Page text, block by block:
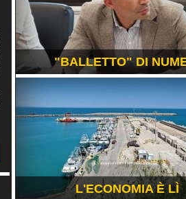
"BALLETTO" DI
L'ECONOMIA È LÌ